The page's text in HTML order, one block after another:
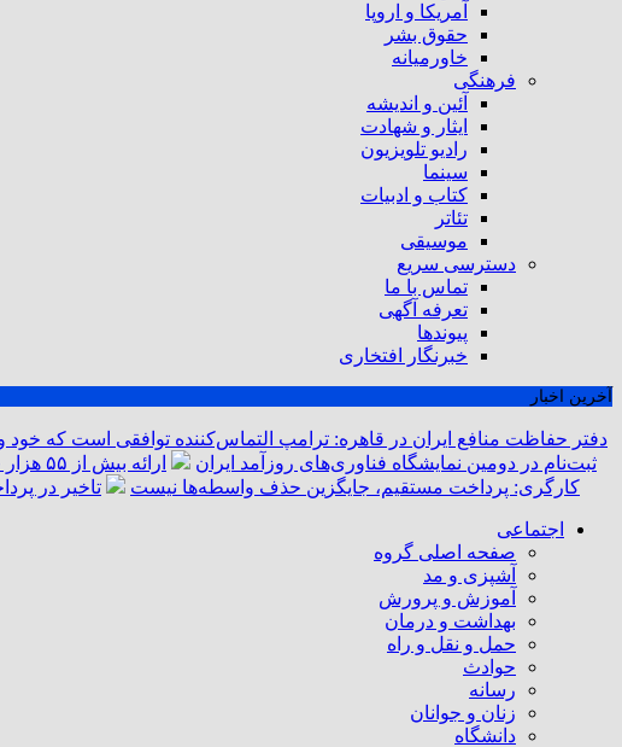
آمریکا و اروپا
حقوق بشر
خاورمیانه
فرهنگی
آئین و اندیشه
ایثار و شهادت
رادیو تلویزیون
سینما
کتاب و ادبیات
تئاتر
موسیقی
دسترسی سریع
تماس با ما
تعرفه آگهی
پیوندها
خبرنگار افتخاری
آخرین اخبار
دفتر حفاظت منافع ایران در قاهره: ترامپ التماس‌کننده توافقی است که خود
ثبت‌نام در دومین نمایشگاه فناوری‌های روزآمد ایران
ارائه بیش از ۵۵ هزار خدمت امدادی به زائران اربعین توسط هلال‌احمر
کارگری: پرداخت مستقیم، جایگزین حذف واسطه‌ها نیست
تاخیر در
اجتماعی
صفحه اصلی گروه
آشپزی و مد
آموزش و پرورش
بهداشت و درمان
حمل و نقل و راه
حوادث
رسانه
زنان و جوانان
دانشگاه